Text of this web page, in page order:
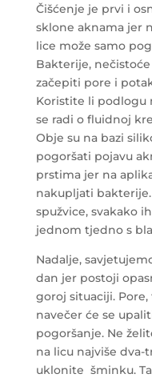
Čišćenje je prvi i
sklone aknama jer
lice može samo
Bakterije,
začepiti pore i
Koristite li podlogu
se radi o fluidnoj
Obje su na bazi
pogoršati pojavu
prstima jer na
nakupljati
spužvice, svakako
jednom tjedno s
Nadalje,
dan jer postoji
goroj situaciji.
navečer će se
pogoršanje. Ne
na licu najviše dva-
uklonite šminku.